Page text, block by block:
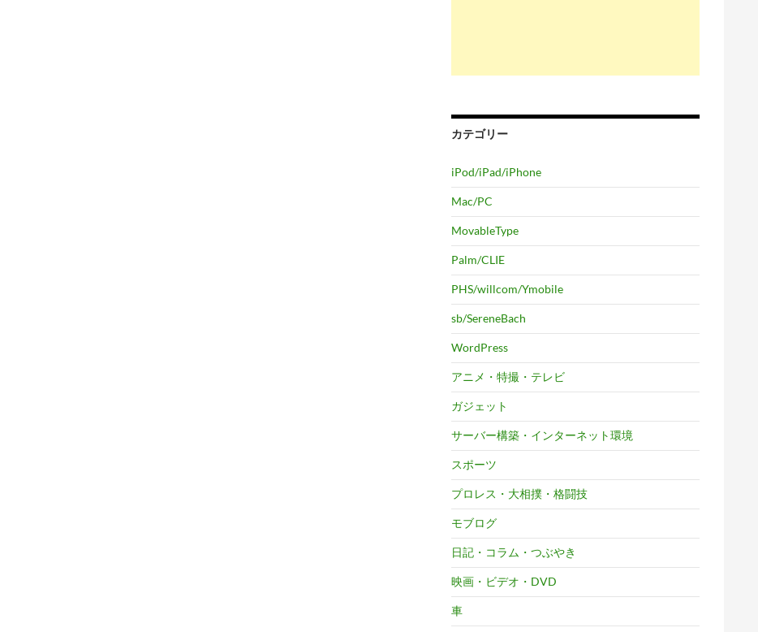
カテゴリー
iPod/iPad/iPhone
Mac/PC
MovableType
Palm/CLIE
PHS/willcom/Ymobile
sb/SereneBach
WordPress
アニメ・特撮・テレビ
ガジェット
サーバー構築・インターネット環境
スポーツ
プロレス・大相撲・格闘技
モブログ
日記・コラム・つぶやき
映画・ビデオ・DVD
車